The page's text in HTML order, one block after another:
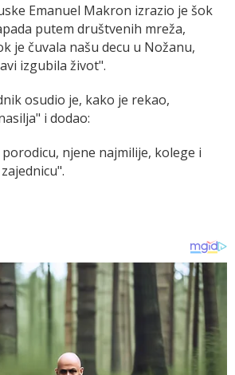
Emanuel Makron izrazio je šok
putem društvenih mreža,
je čuvala našu decu u Nožanu,
izgubila život".
osudio je, kako je rekao,
i dodao:
njene najmilije, kolege i